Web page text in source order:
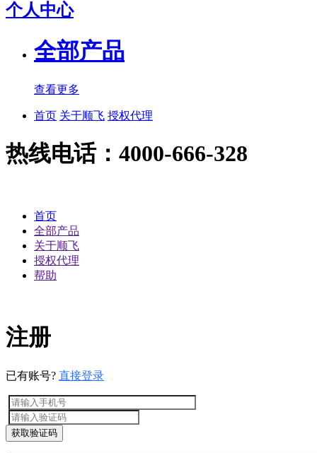
个人中心
全部产品
查看更多
首页 关于顺飞 授权代理
热线电话：4000-666-328
首页
全部产品
关于顺飞
授权代理
帮助
注册
已有账号? 直接登录
获取验证码